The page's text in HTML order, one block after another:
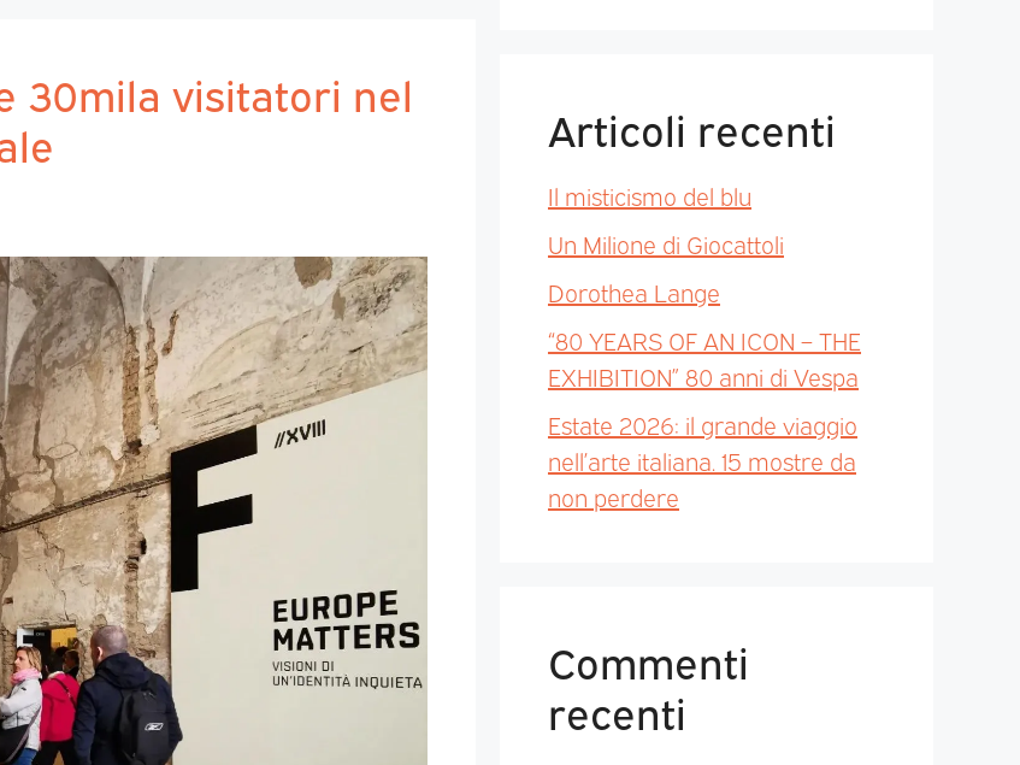
30mila visitatori nel
Articoli recenti
Il misticismo del blu
Un Milione di Giocattoli
Dorothea Lange
“80 YEARS OF AN ICON – THE
EXHIBITION” 80 anni di Vespa
Estate 2026: il grande viaggio
nell’arte italiana. 15 mostre da
non perdere
Commenti
recenti